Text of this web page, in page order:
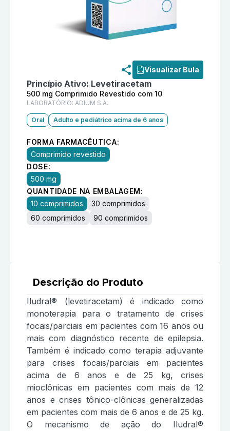
Informações detalhadas do produtoIludral 500 mg
Visualizar Bula
Princípio Ativo: Levetiracetam
500 mg Comprimido Revestido com 10
LABORATÓRIO: ADIUM S.A.
Oral Adulto e pediátrico acima de 6 anos
FORMA FARMACÊUTICA:
Comprimido revestido
DOSE:
500 mg
QUANTIDADE NA EMBALAGEM:
10 comprimidos
30 comprimidos
60 comprimidos
90 comprimidos
Descrição do Produto
Iludral® (levetiracetam) é indicado como
monoterapia para o tratamento de crises
focais/parciais em pacientes com 16 anos ou
mais com diagnóstico recente de epilepsia.
Também é indicado como terapia adjuvante
para crises focais/parciais em pacientes
acima de 6 anos e de 25 kg, crises
mioclônicas em pacientes com mais de 12
anos e crises tônico-clônicas generalizadas
em pacientes com mais de 6 anos e de 25 kg.
O mecanismo de ação do Iludral®